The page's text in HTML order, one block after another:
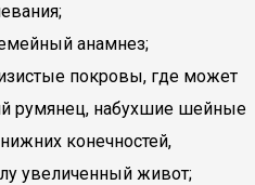
анамнез;
покровы, где может
румянец, набухшие шейные
конечностей,
увеличенный живот;